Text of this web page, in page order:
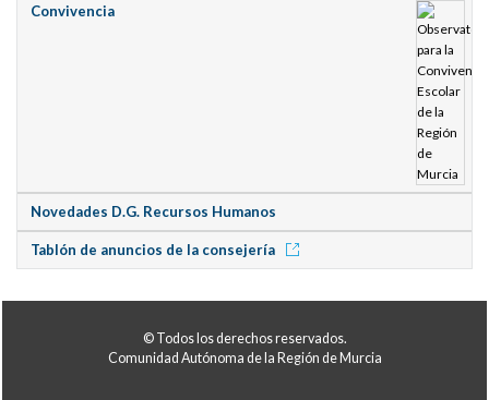
Convivencia
Novedades D.G. Recursos Humanos
Tablón de anuncios de la consejería
© Todos los derechos reservados.
Comunidad Autónoma de la Región de Murcia